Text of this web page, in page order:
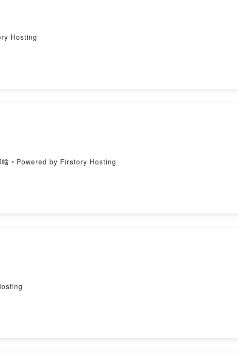
Hosting
啥。Powered by Firstory Hosting